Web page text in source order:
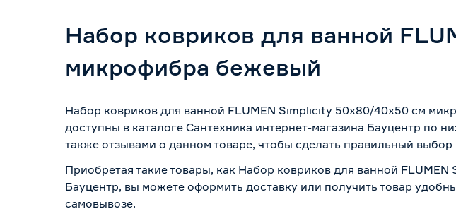
Набор ковриков для ванной
микрофибра бежевый
Набор ковриков для ванной FLUMEN Simplicity 50х80/40х50 см
доступны в каталоге Сантехника интернет-магазина Бауцентр по
также отзывами о данном товаре, чтобы сделать правильный выбор
Приобретая такие товары, как Набор ковриков для ванной
Бауцентр, вы можете оформить доставку или получить товар
самовывозе.